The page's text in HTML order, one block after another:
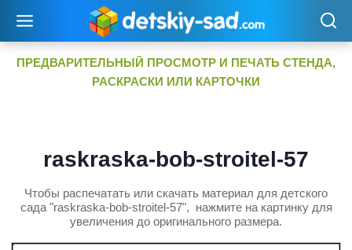
содержимому
ПРЕДВАРИТЕЛЬНЫЙ ПРОСМОТР И ПЕЧАТЬ СТЕНДА,
РАСКРАСКИ ИЛИ КАРТОЧКИ
raskraska-bob-stroitel-57
Чтобы распечатать или скачать материал для детского
сада "raskraska-bob-stroitel-57", нажмите на картинку для
увеличения до оригинального размера.